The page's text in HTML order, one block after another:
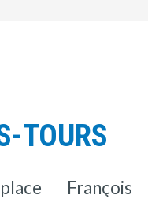
TOURS
François